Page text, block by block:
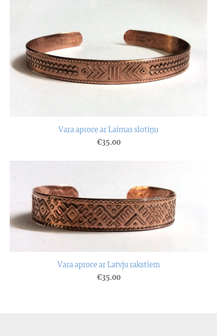
Vara aproce ar Laimas slotiņu
€35.00
Vara aproce ar Latvju rakstiem
€35.00